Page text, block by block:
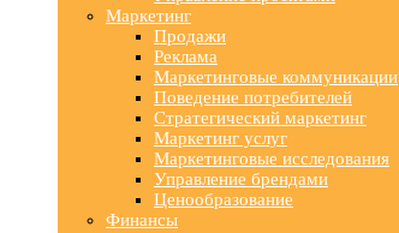
Маркетинг
Продажи
Реклама
Маркетинговые коммуникации
Поведение потребителей
Стратегический маркетинг
Маркетинг услуг
Маркетинговые исследования
Управление брендами
Ценообразование
Финансы